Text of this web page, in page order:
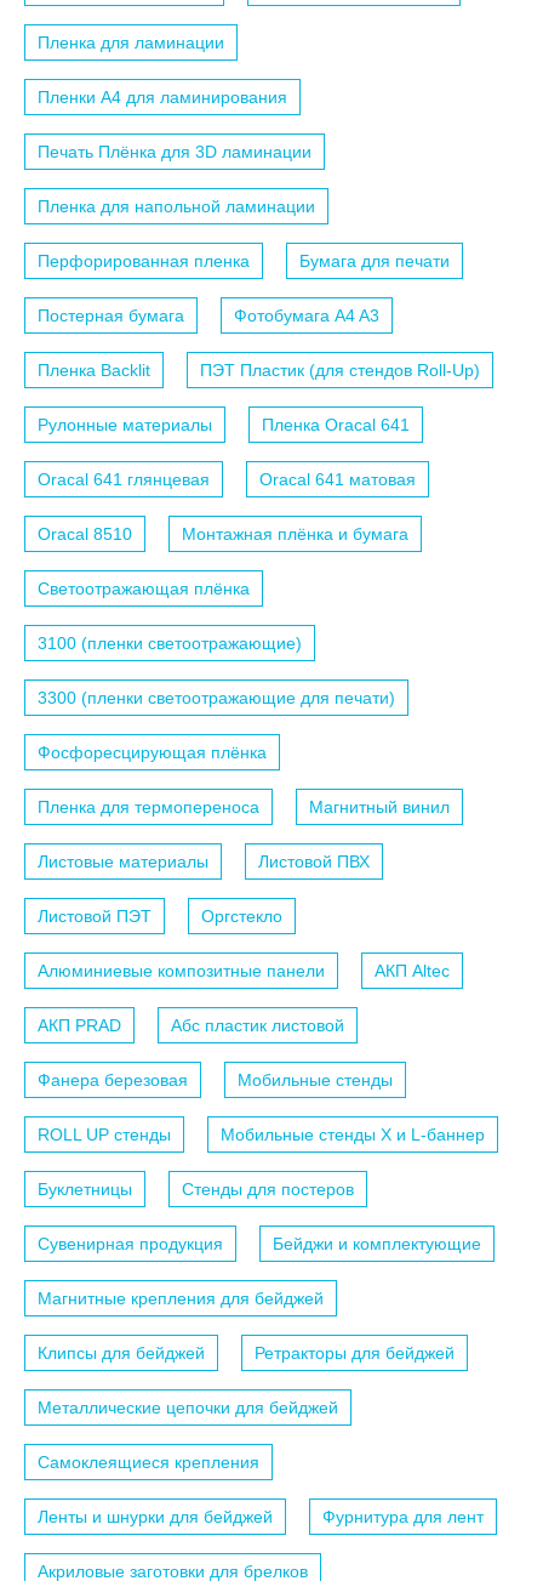
Пленка для ламинации
Пленки A4 для ламинирования
Печать Плёнка для 3D ламинации
Пленка для напольной ламинации
Перфорированная пленка Бумага для печати
Постерная бумага Фотобумага A4 A3
Пленка Backlit ПЭТ Пластик (для стендов Roll-Up)
Рулонные материалы Пленка Oracal 641
Oracal 641 глянцевая Oracal 641 матовая
Oracal 8510 Монтажная плёнка и бумага
Светоотражающая плёнка
3100 (пленки светоотражающие)
3300 (пленки светоотражающие для печати)
Фосфоресцирующая плёнка
Пленка для термопереноса Магнитный винил
Листовые материалы Листовой ПВХ
Листовой ПЭТ Оргстекло
Алюминиевые композитные панели АКП Altec
АКП PRAD Абс пластик листовой
Фанера березовая Мобильные стенды
ROLL UP стенды Мобильные стенды X и L-баннер
Буклетницы Стенды для постеров
Сувенирная продукция Бейджи и комплектующие
Магнитные крепления для бейджей
Клипсы для бейджей Ретракторы для бейджей
Металлические цепочки для бейджей
Самоклеящиеся крепления
Ленты и шнурки для бейджей Фурнитура для лент
Акриловые заготовки для брелков